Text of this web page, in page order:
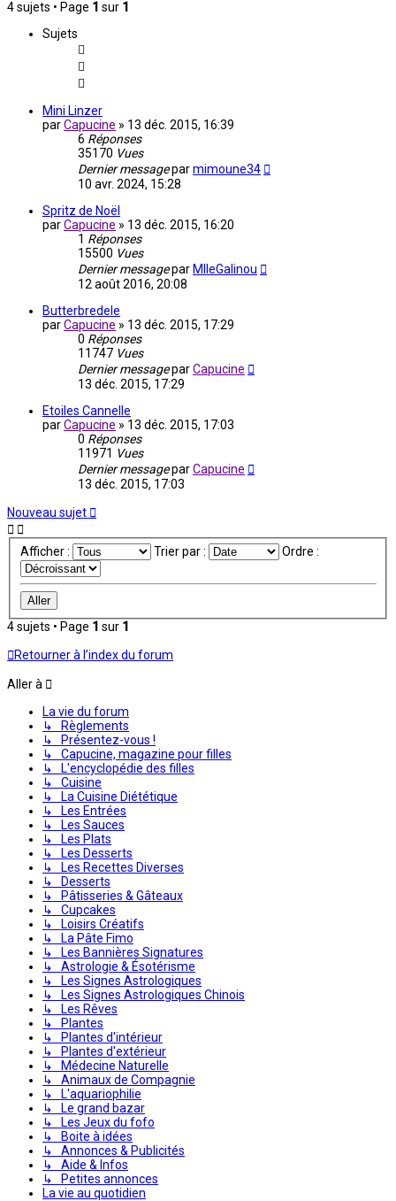
4 sujets • Page 1 sur 1
Sujets
Mini Linzer
parCapucine » 13 déc. 2015, 16:39
6 Réponses
35170 Vues
Dernier messageparmimoune34
10 avr. 2024, 15:28
Spritz de Noël
parCapucine » 13 déc. 2015, 16:20
1 Réponses
15500 Vues
Dernier messagepar MlleGalinou
12 août 2016, 20:08
Butterbredele
parCapucine » 13 déc. 2015, 17:29
0 Réponses
11747 Vues
Dernier messageparCapucine
13 déc. 2015, 17:29
Etoiles Cannelle
parCapucine » 13 déc. 2015, 17:03
0 Réponses
11971 Vues
Dernier messageparCapucine
13 déc. 2015, 17:03
Nouveau sujet
Afficher : Trier par : Ordre :
4 sujets • Page 1 sur 1
Retourner à l’index du forum
Aller à
La vie du forum
↳ Règlements
↳ Présentez-vous !
↳ Capucine, magazine pour filles
↳ L'encyclopédie des filles
↳ Cuisine
↳ La Cuisine Diététique
↳ Les Entrées
↳ Les Sauces
↳ Les Plats
↳ Les Desserts
↳ Les Recettes Diverses
↳ Desserts
↳ Pâtisseries & Gâteaux
↳ Cupcakes
↳ Loisirs Créatifs
↳ La Pâte Fimo
↳ Les Bannières Signatures
↳ Astrologie & Ésotérisme
↳ Les Signes Astrologiques
↳ Les Signes Astrologiques Chinois
↳ Les Rêves
↳ Plantes
↳ Plantes d'intérieur
↳ Plantes d'extérieur
↳ Médecine Naturelle
↳ Animaux de Compagnie
↳ L'aquariophilie
↳ Le grand bazar
↳ Les Jeux du fofo
↳ Boite à idées
↳ Annonces & Publicités
↳ Aide & Infos
↳ Petites annonces
La vie au quotidien